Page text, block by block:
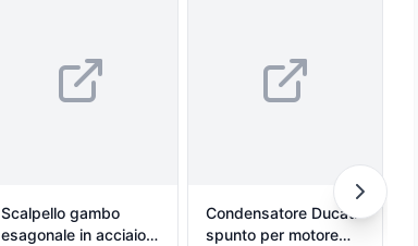
Scalpello gambo
esagonale in acciaio
Condensatore Ducati
spunto per motore